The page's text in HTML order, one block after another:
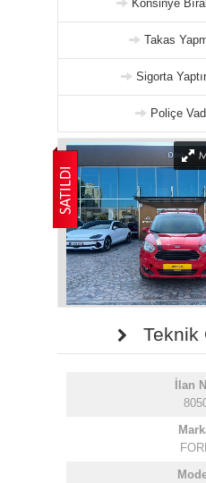
Konsinye
Takas
Sigorta
Poliçe
Teknik
İlan